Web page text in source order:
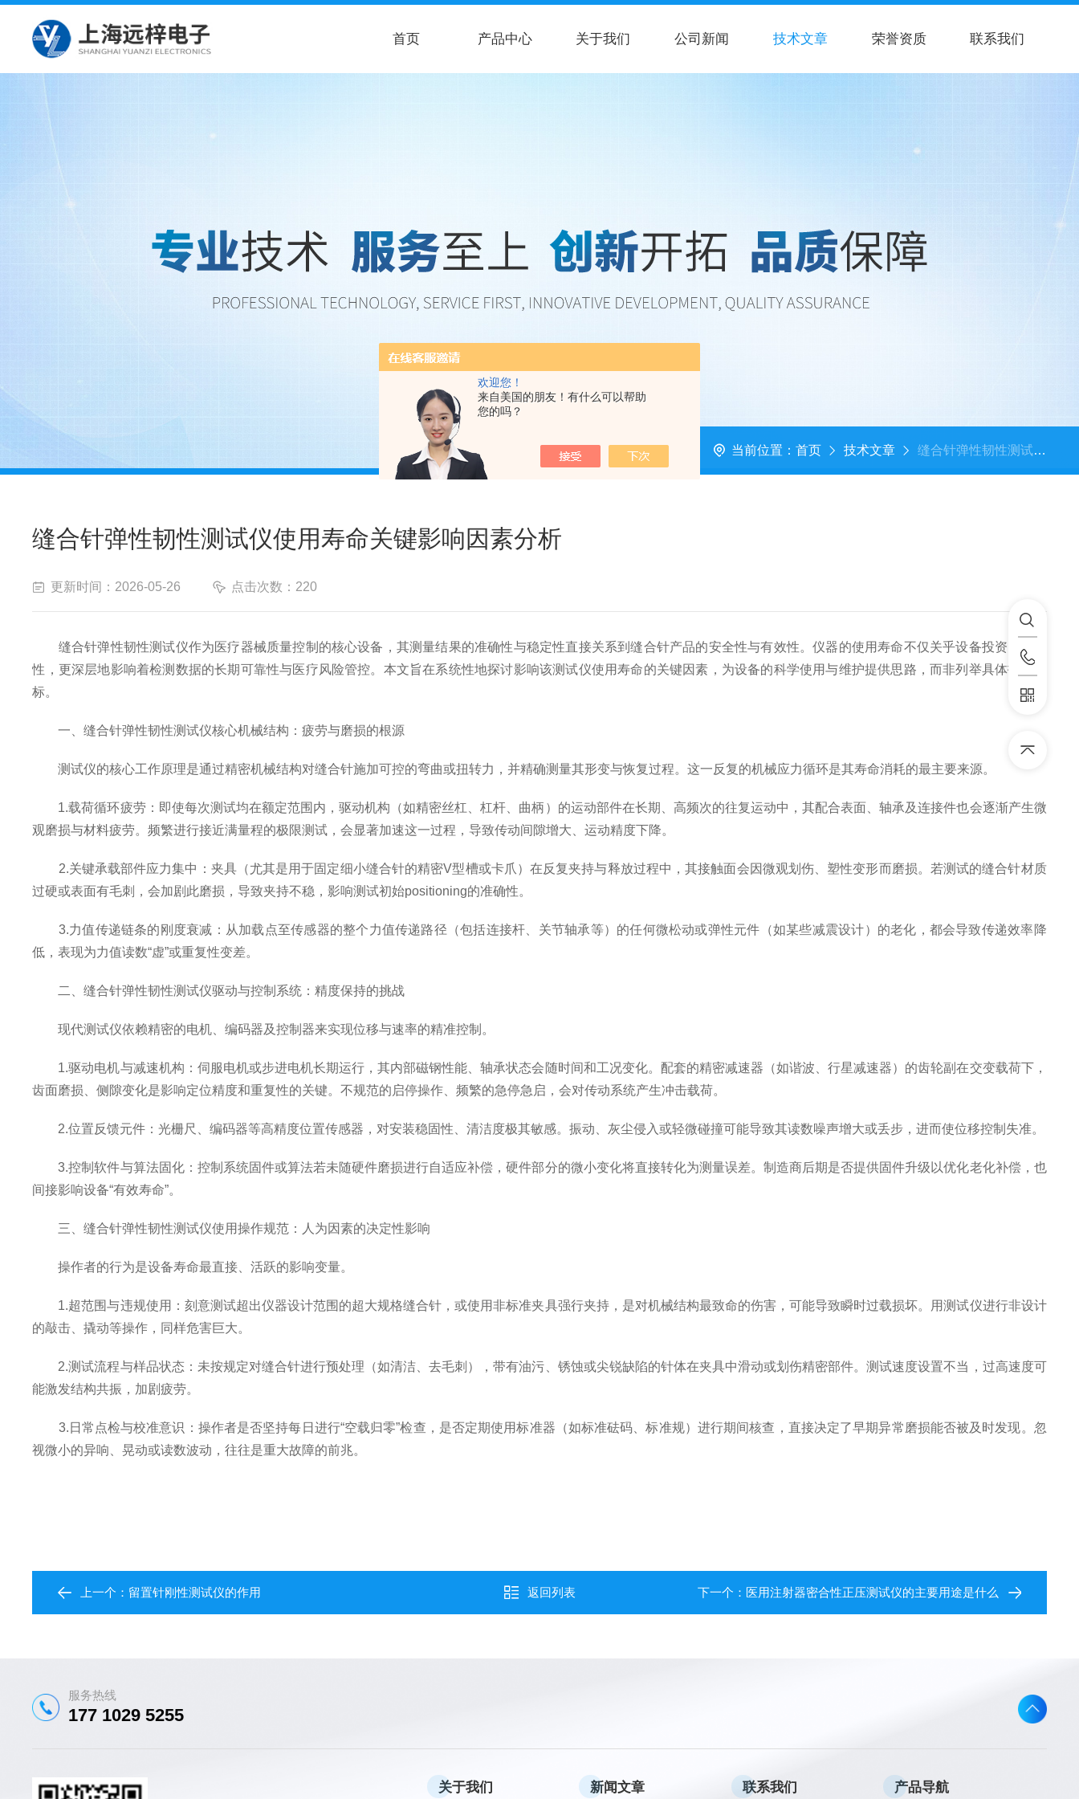
欢迎您！
来自美国的朋友！有什么可以帮助
您的吗？
首页 产品中心 关于我们 公司新闻 技术文章 荣誉资质 联系我们
当前位置： 首页 技术文章 缝合针弹性韧性测试仪使用寿命关键影响因素分析
缝合针弹性韧性测试仪使用寿命关键影响因素分析
更新时间：2026-05-26 点击次数：220
缝合针弹性韧性测试仪作为医疗器械质量控制的核心设备，其测量结果的准确性与稳定性直接关系到缝合针产品的安全性与有效性。仪器的使用寿命不仅关乎设备投资的经济
性，更深层地影响着检测数据的长期可靠性与医疗风险管控。本文旨在系统性地探讨影响该测试仪使用寿命的关键因素，为设备的科学使用与维护提供思路，而非列举具体技术指
标。
一、缝合针弹性韧性测试仪核心机械结构：疲劳与磨损的根源
测试仪的核心工作原理是通过精密机械结构对缝合针施加可控的弯曲或扭转力，并精确测量其形变与恢复过程。这一反复的机械应力循环是其寿命消耗的最主要来源。
1.载荷循环疲劳：即使每次测试均在额定范围内，驱动机构（如精密丝杠、杠杆、曲柄）的运动部件在长期、高频次的往复运动中，其配合表面、轴承及连接件也会逐渐产生微
观磨损与材料疲劳。频繁进行接近满量程的极限测试，会显著加速这一过程，导致传动间隙增大、运动精度下降。
2.关键承载部件应力集中：夹具（尤其是用于固定细小缝合针的精密V型槽或卡爪）在反复夹持与释放过程中，其接触面会因微观划伤、塑性变形而磨损。若测试的缝合针材质
过硬或表面有毛刺，会加剧此磨损，导致夹持不稳，影响测试初始positioning的准确性。
3.力值传递链条的刚度衰减：从加载点至传感器的整个力值传递路径（包括连接杆、关节轴承等）的任何微松动或弹性元件（如某些减震设计）的老化，都会导致传递效率降
低，表现为力值读数“虚”或重复性变差。
二、缝合针弹性韧性测试仪驱动与控制系统：精度保持的挑战
现代测试仪依赖精密的电机、编码器及控制器来实现位移与速率的精准控制。
1.驱动电机与减速机构：伺服电机或步进电机长期运行，其内部磁钢性能、轴承状态会随时间和工况变化。配套的精密减速器（如谐波、行星减速器）的齿轮副在交变载荷下，
齿面磨损、侧隙变化是影响定位精度和重复性的关键。不规范的启停操作、频繁的急停急启，会对传动系统产生冲击载荷。
2.位置反馈元件：光栅尺、编码器等高精度位置传感器，对安装稳固性、清洁度极其敏感。振动、灰尘侵入或轻微碰撞可能导致其读数噪声增大或丢步，进而使位移控制失准。
3.控制软件与算法固化：控制系统固件或算法若未随硬件磨损进行自适应补偿，硬件部分的微小变化将直接转化为测量误差。制造商后期是否提供固件升级以优化老化补偿，也
间接影响设备“有效寿命”。
三、缝合针弹性韧性测试仪使用操作规范：人为因素的决定性影响
操作者的行为是设备寿命最直接、活跃的影响变量。
1.超范围与违规使用：刻意测试超出仪器设计范围的超大规格缝合针，或使用非标准夹具强行夹持，是对机械结构最致命的伤害，可能导致瞬时过载损坏。用测试仪进行非设计
的敲击、撬动等操作，同样危害巨大。
2.测试流程与样品状态：未按规定对缝合针进行预处理（如清洁、去毛刺），带有油污、锈蚀或尖锐缺陷的针体在夹具中滑动或划伤精密部件。测试速度设置不当，过高速度可
能激发结构共振，加剧疲劳。
3.日常点检与校准意识：操作者是否坚持每日进行“空载归零”检查，是否定期使用标准器（如标准砝码、标准规）进行期间核查，直接决定了早期异常磨损能否被及时发现。忽
视微小的异响、晃动或读数波动，往往是重大故障的前兆。
上一个： 留置针刚性测试仪的作用 返回列表 下一个： 医用注射器密合性正压测试仪的主要用途是什么
服务热线
177 1029 5255
关于我们 新闻文章 联系我们 产品导航